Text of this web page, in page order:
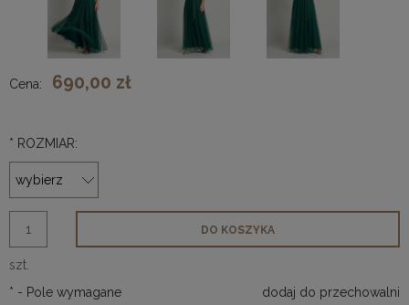
Cena: 690,00 zł
* ROZMIAR:
szt.
DO KOSZYKA
dodaj do przechowalni
* - Pole wymagane